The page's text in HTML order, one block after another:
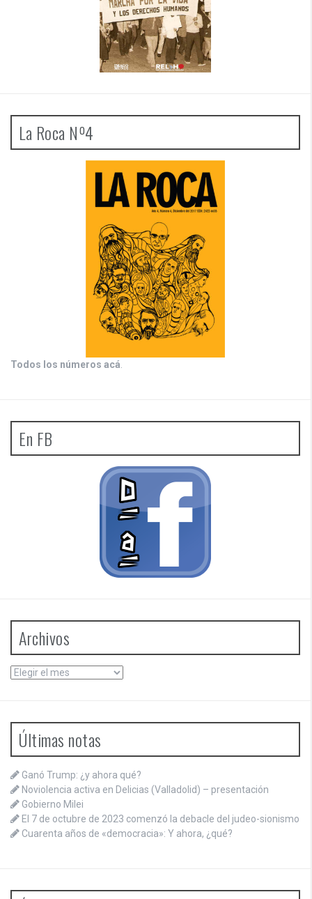
La Roca Nº4
Todos los números acá
En FB
Archivos
Archivos
Últimas notas
Ganó Trump: ¿y ahora qué?
Noviolencia activa en Delicias (Valladolid) – presentación
Gobierno Milei
El 7 de octubre de 2023 comenzó la debacle del judeo-sionismo
Cuarenta años de «democracia»: Y ahora, ¿qué?